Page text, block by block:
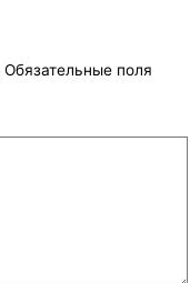
Обязательные поля